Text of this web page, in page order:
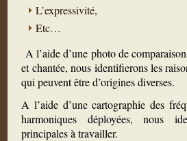
L’expressivité,
Etc…
A l’aide d’une photo de
et chantée, nous identifierons les
qui peuvent être d’origines diverses.
A l’aide d’une cartographie des
harmoniques déployées, nous
principales à travailler.